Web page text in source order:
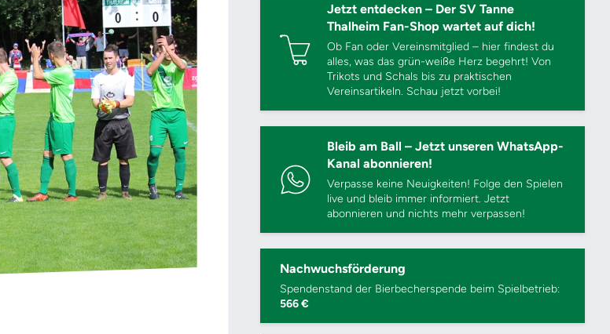
Jetzt entdecken – Der SV Tanne
Thalheim Fan-Shop wartet auf dich!
Ob Fan oder Vereinsmitglied – hier findest du
alles, was das grün-weiße Herz begehrt! Von
Trikots und Schals bis zu praktischen
Vereinsartikeln. Schau jetzt vorbei!
Bleib am Ball – Jetzt unseren WhatsApp-
Kanal abonnieren!
Verpasse keine Neuigkeiten! Folge den Spielen
live und bleib immer informiert. Jetzt
abonnieren und nichts mehr verpassen!
Nachwuchsförderung
Spendenstand der Bierbecherspende beim Spielbetrieb:
566 €